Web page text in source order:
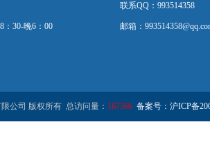
：30-晚6：00
联系QQ：993514358
邮箱：
公司 版权所有 总访问量： 167566 备案号：沪ICP备